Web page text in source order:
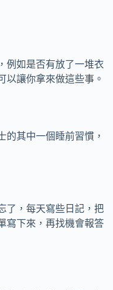
例如是否有放了一堆衣
以讓你拿來做這些事。
其中一個睡前習慣，
了，每天寫些日記，把
寫下來，再找機會報答